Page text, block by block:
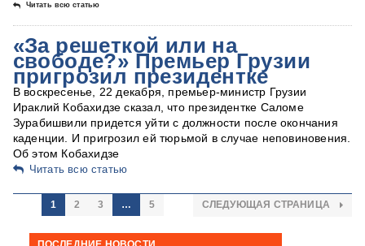
Читать всю статью
«За решеткой или на
свободе?» Премьер Грузии
пригрозил президентке
В воскресенье, 22 декабря, премьер-министр Грузии
Ираклий Кобахидзе сказал, что президентке Саломе
Зурабишвили придется уйти с должности после окончания
каденции. И пригрозил ей тюрьмой в случае неповиновения.
Об этом Кобахидзе
Читать всю статью
1 2 3 … 5 СЛЕДУЮЩАЯ СТРАНИЦА